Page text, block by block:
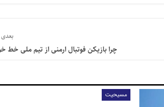
چرا بازیکن فوتبال ارمنی از تیم ملی خط
مسیحیت